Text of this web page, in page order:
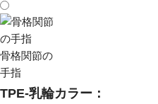
骨格関節の
手指
TPE-乳輪カラー：